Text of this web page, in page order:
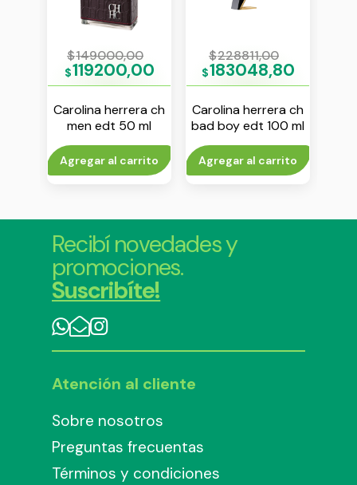
$149000,00
$119200,00
Carolina herrera ch
men edt 50 ml
Agregar al carrito
$228811,00
$183048,80
Carolina herrera ch
bad boy edt 100 ml
Agregar al carrito
Recibí novedades y
promociones.
Suscribíte!
Atención al cliente
Sobre nosotros
Preguntas frecuentas
Términos y condiciones